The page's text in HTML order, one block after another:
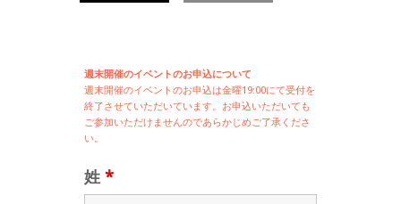
週末開催のイベントのお申込について
週末開催のイベントのお申込は金曜19:00にて受付を
終了させていただいています。お申込いただいても
ご参加いただけませんのであらかじめご了承くださ
い。
姓 *